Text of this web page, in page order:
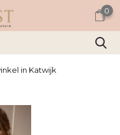
0
in Katwijk